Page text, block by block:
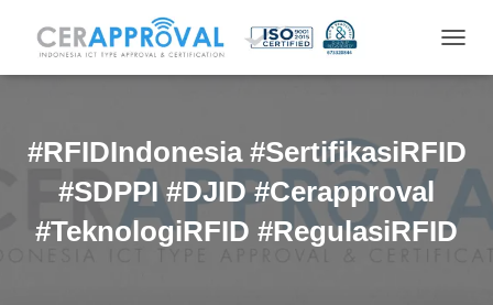
#RFIDIndonesia #SertifikasiRFID
#SDPPI #DJID #Cerapproval
#TeknologiRFID #RegulasiRFID